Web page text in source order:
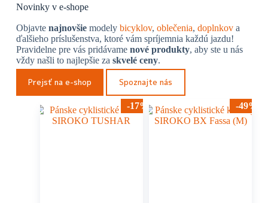
Novinky v e-shope
Objavte najnovšiemodely bicyklov, oblečenia, doplnkova
ďalšieho príslušenstva, ktoré vám spríjemnia každú jazdu!
Pravidelne pre vás pridávame nové produkty, aby ste u nás
vždy našli to najlepšie za skvelé ceny.
Prejsť na e-shop Spoznajte nás
-17% -49%